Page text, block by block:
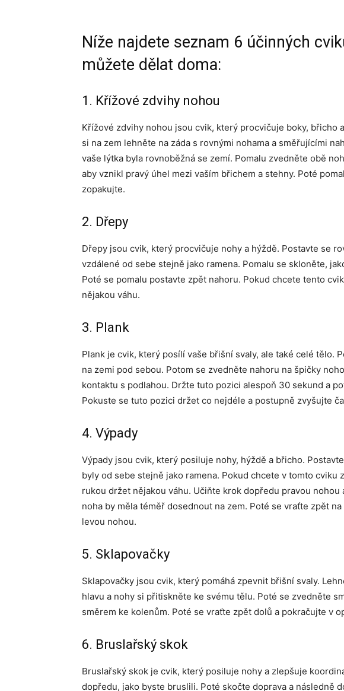
Níže najdete seznam 6 účinných
můžete dělat doma:
1. Křížové zdvihy nohou
Křížové zdvihy nohou jsou cvik, který procvičuje boky, břicho
si na zem lehněte na záda s rovnými nohama a směřujícími
vaše lýtka byla rovnoběžná se zemí. Pomalu zvedněte obě
aby vznikl pravý úhel mezi vaším břichem a stehny. Poté
zopakujte.
2. Dřepy
Dřepy jsou cvik, který procvičuje nohy a hýždě. Postavte se
vzdálené od sebe stejně jako ramena. Pomalu se skloněte,
Poté se pomalu postavte zpět nahoru. Pokud chcete tento
nějakou váhu.
3. Plank
Plank je cvik, který posílí vaše břišní svaly, ale také celé tělo.
na zemi pod sebou. Potom se zvedněte nahoru na špičky
kontaktu s podlahou. Držte tuto pozici alespoň 30 sekund a
Pokuste se tuto pozici držet co nejdéle a postupně zvyšujte
4. Výpady
Výpady jsou cvik, který posiluje nohy, hýždě a břicho.
byly od sebe stejně jako ramena. Pokud chcete v tomto cviku
rukou držet nějakou váhu. Učiňte krok dopředu pravou
noha by měla téměř dosednout na zem. Poté se vraťte zpět
levou nohou.
5. Sklapovačky
Sklapovačky jsou cvik, který pomáhá zpevnit břišní svaly.
hlavu a nohy si přitiskněte ke svému tělu. Poté se zvedněte
směrem ke kolenům. Poté se vraťte zpět dolů a pokračujte v
6. Bruslařský skok
Bruslařský skok je cvik, který posiluje nohy a zlepšuje
dopředu, jako byste bruslili. Poté skočte doprava a následně